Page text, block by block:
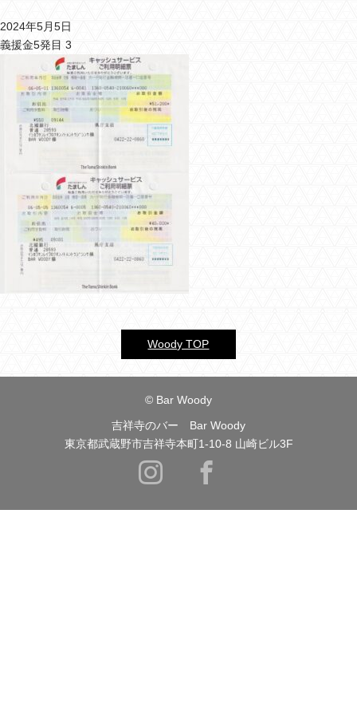
バー ウッディについて
メニュー＆料金
おすすめカクテル
フォトギャラリー
ブログ
2024年5月5日
義援金5発目 3
Woody TOP
© Bar Woody
吉祥寺のバー Bar Woody
東京都武蔵野市吉祥寺本町1-10-8 山崎ビル3F